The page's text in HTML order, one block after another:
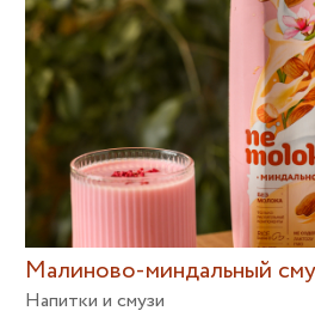
Малиново-миндальный
Напитки и смузи